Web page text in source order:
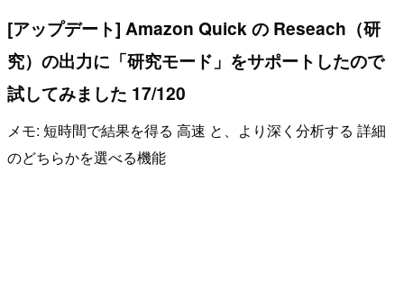
[アップデート] Amazon Quick の Reseach（研
究）の出力に「研究モード」をサポートしたので
試してみました 17/120
メモ: 短時間で結果を得る 高速 と、より深く分析する 詳細
のどちらかを選べる機能